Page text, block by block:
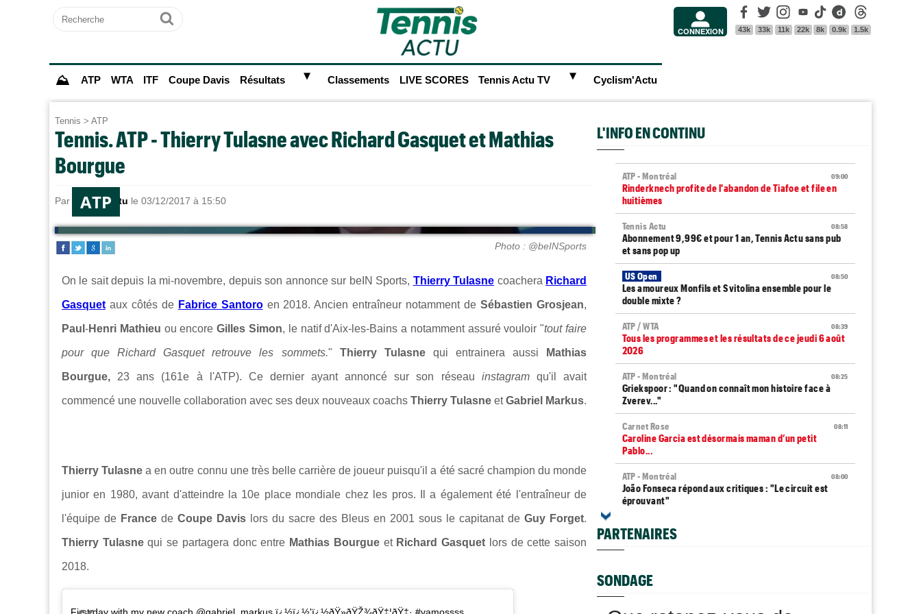
Recherche
Ok CONNEXION
Facebook
43k
Twitter
33k
Instagram
11k
Youtube
22k
Tik Tok
8k
Dailymotion
0.9k 1.5k
⛰ ATP WTA ITF Coupe Davis Résultats ► Classements LIVE SCORES Tennis Actu TV ► Cyclism'Actu
Tennis > ATP
Tennis. ATP - Thierry Tulasne avec Richard Gasquet et Mathias
Bourgue
Par Tennis Actu le 03/12/2017 à 15:50
ATP
Photo : @beINSports
On le sait depuis la mi-novembre, depuis son annonce sur beIN Sports, Thierry Tulasne coachera Richard
Gasquet aux côtés de Fabrice Santoroen 2018. Ancien entraîneur notamment deSébastien Grosjean,
Paul -Henri Mathieu ou encoreGilles Simon, le natif d'Aix-les-Bains a notamment assuré vouloir "tout faire
pour que Richard Gasquet retrouve les sommets." Thierry Tulasnequi entrainera aussi Mathias
Bourgue, 23 ans (161e à l'ATP). Ce dernier ayant annoncé sur son réseau instagramqu'il avait
commencé une nouvelle collaboration avec ses deux nouveaux coachs Thierry Tulasne etGabriel Markus.
Thierry Tulasne a en outre connu une très belle carrière de joueur puisqu'il a été sacré champion du monde
junior en 1980, avant d'atteindre la 10e place mondiale chez les pros. Il a également été l'entraîneur de
l'équipe de France de Coupe Davis lors du sacre des Bleus en 2001 sous le capitanat de Guy Forget.
Thierry Tulasnequi se partagera donc entre Mathias Bourgueet Richard Gasquet lors de cette saison
2018.
First day with my new coach @gabriel_markus ï¿½ï¿½'ï¿½ðŸ»ðŸŽ¾ðŸ‡¦ðŸ‡· #vamossss
L'INFO EN CONTINU
09:00
ATP - Montréal
Rinderknech profite de l'abandon de Tiafoe et file en
huitièmes
08:58
Tennis Actu
Abonnement 9,99€ et pour 1 an, Tennis Actu sans pub
et sans pop up
08:50
US Open
Les amoureux Monfils et Svitolina ensemble pour le
double mixte ?
08:39
ATP / WTA
Tous les programmes et les résultats de ce jeudi 6 août
2026
08:25
ATP - Montréal
Griekspoor : "Quand on connaît mon histoire face à
Zverev..."
08:11
Carnet Rose
Caroline Garcia est désormais maman d’un petit
Pablo...
08:00
ATP - Montréal
João Fonseca répond aux critiques : "Le circuit est
éprouvant"
Next Gen ATP Finals
Moïse Kouame pourrait faire mieux que... Sinner et
Alcaraz
ATP - Montréal
Arthur Fils déroule et rejoint les huitièmes de finale
PARTENAIRES
SONDAGE